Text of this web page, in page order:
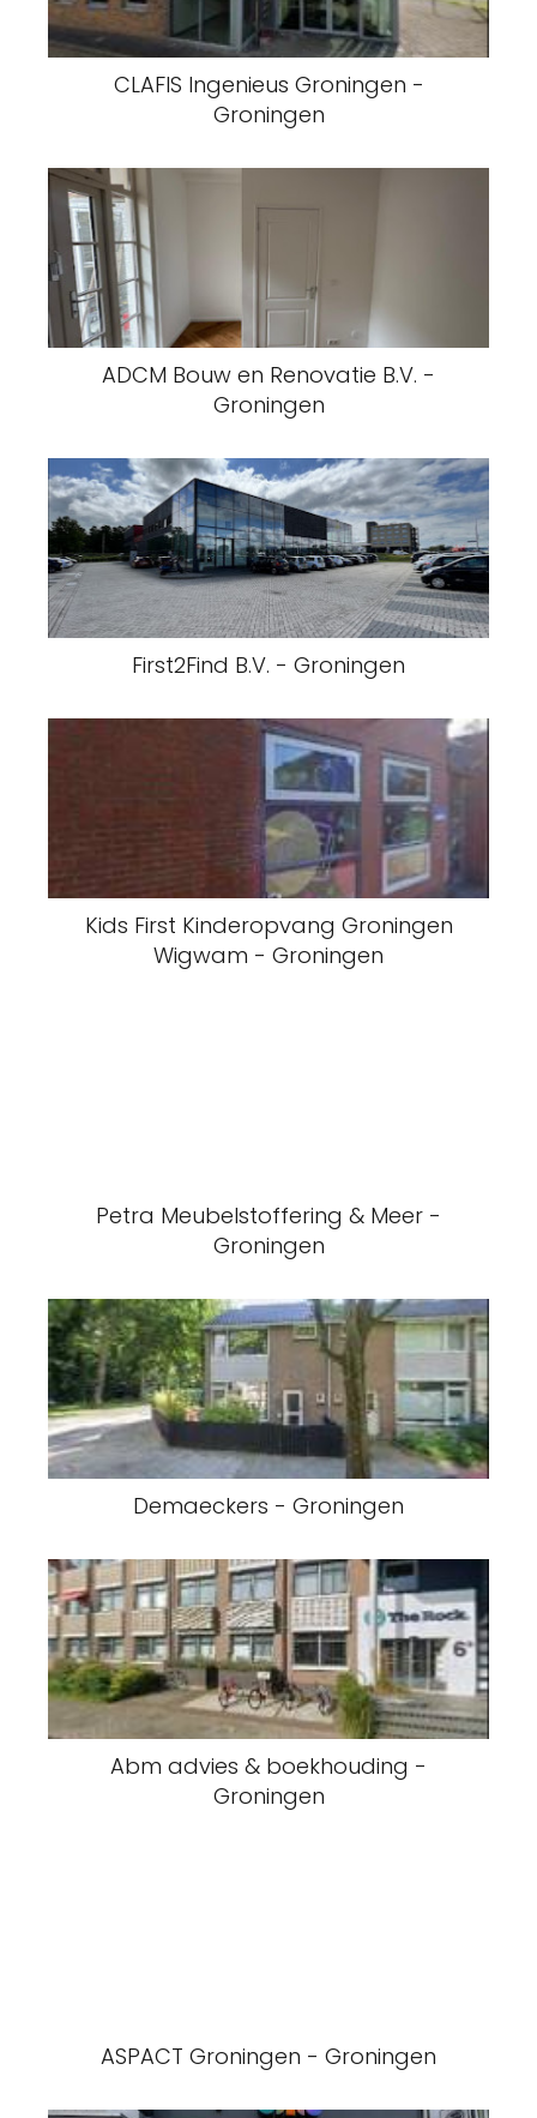
CLAFIS Ingenieus Groningen -
Groningen
ADCM Bouw en Renovatie B.V. -
Groningen
First2Find B.V. - Groningen
Kids First Kinderopvang Groningen
Wigwam - Groningen
Petra Meubelstoffering & Meer -
Groningen
Demaeckers - Groningen
Abm advies & boekhouding -
Groningen
ASPACT Groningen - Groningen